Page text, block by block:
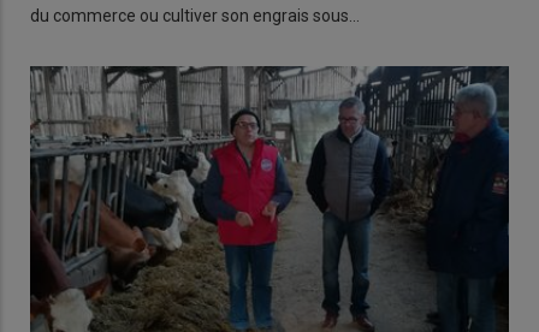
du commerce ou cultiver son engrais sous…